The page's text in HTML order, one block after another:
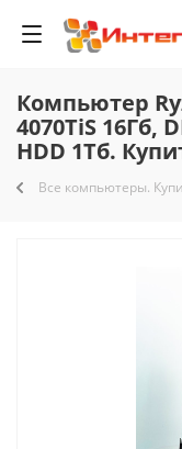
Компьютер
4070TiS 16Гб,
HDD 1Тб.
Все компьютеры.